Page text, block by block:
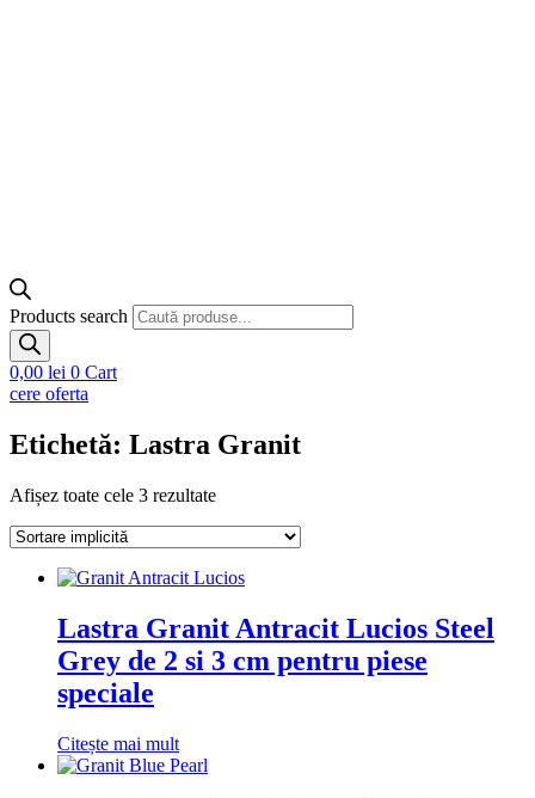
Products search
0,00 lei 0 Cart
cere oferta
Etichetă: Lastra Granit
Afișez toate cele 3 rezultate
Lastra Granit Antracit Lucios Steel
Grey de 2 si 3 cm pentru piese
speciale
Citește mai mult